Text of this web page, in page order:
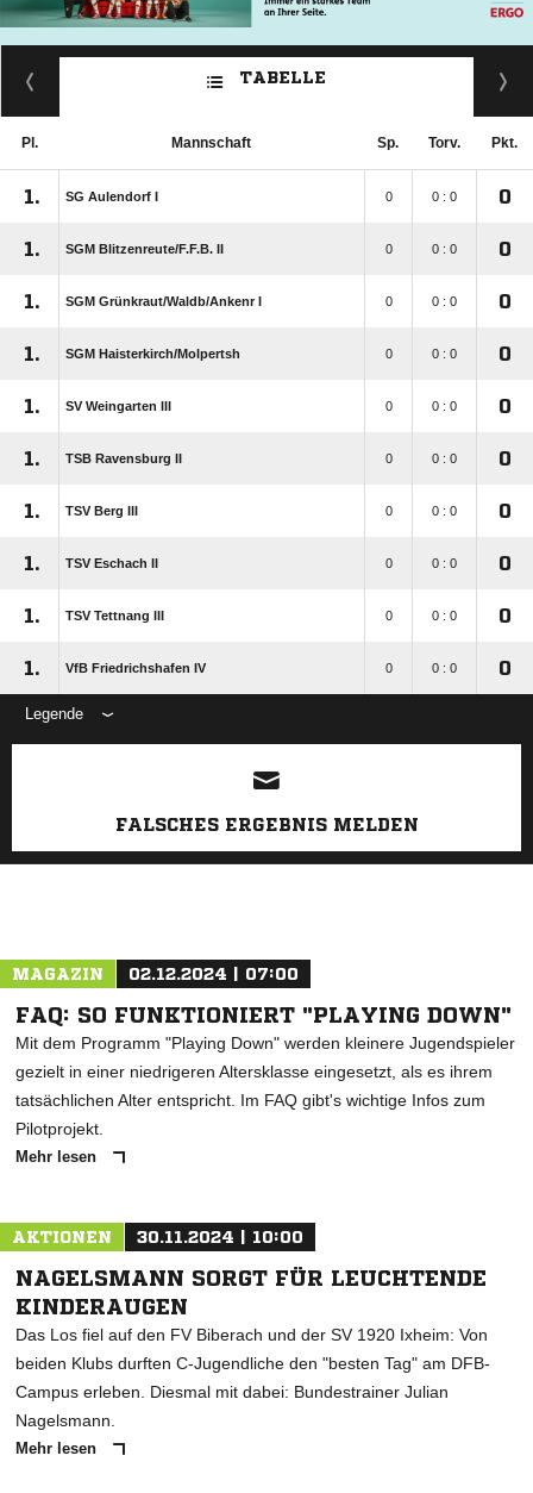
TABELLE
Pl. Mannschaft Sp. Torv. Pkt.
1. SG Aulendorf I 0 0 : 0 0
1. SGM Blitzenreute/​F.F.B. II 0 0 : 0 0
1. SGM Grünkraut/​Waldb/​Ankenr I 0 0 : 0 0
1. SGM Haisterkirch/​Molpertsh 0 0 : 0 0
1. SV Weingarten III 0 0 : 0 0
1. TSB Ravensburg II 0 0 : 0 0
1. TSV Berg III 0 0 : 0 0
1. TSV Eschach II 0 0 : 0 0
1. TSV Tettnang III 0 0 : 0 0
1. VfB Friedrichshafen IV 0 0 : 0 0
Legende
ANZEIGE
FALSCHES ERGEBNIS MELDEN
MAGAZIN 02.12.2024 | 07:00
FAQ: SO FUNKTIONIERT "PLAYING DOWN"
Mit dem Programm "Playing Down" werden kleinere Jugendspieler
gezielt in einer niedrigeren Altersklasse eingesetzt, als es ihrem
tatsächlichen Alter entspricht. Im FAQ gibt's wichtige Infos zum
Pilotprojekt.
Mehr lesen
AKTIONEN 30.11.2024 | 10:00
NAGELSMANN SORGT FÜR LEUCHTENDE
KINDERAUGEN
Das Los fiel auf den FV Biberach und der SV 1920 Ixheim: Von
beiden Klubs durften C-Jugendliche den "besten Tag" am DFB-
Campus erleben. Diesmal mit dabei: Bundestrainer Julian
Nagelsmann.
Mehr lesen